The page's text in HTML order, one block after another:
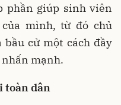
phần giúp sinh viên
mình, từ đó chủ
cử một cách đầy
mạnh.
toàn dân